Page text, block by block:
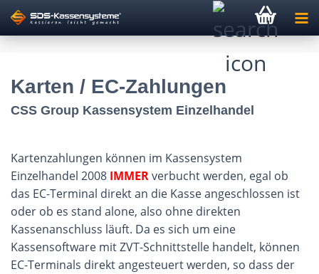
Karten / EC-Zahlungen
CSS Group Kassensystem Einzelhandel
Kartenzahlungen können im Kassensystem
Einzelhandel 2008 IMMERverbucht werden, egal ob
das EC-Terminal direkt an die Kasse angeschlossen ist
oder ob es stand alone, also ohne direkten
Kassenanschluss läuft. Da es sich um eine
Kassensoftware mit ZVT-Schnittstelle handelt, können
EC-Terminals direkt angesteuert werden, so dass der